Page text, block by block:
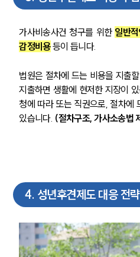
통합검
주요 업
사례분석/
법률
법률
고객
가사그룹
전체
상속재산계산
구성원
가사비송사건 청구를 위한 일반
감정비용 등이 듭니다.
법원은 절차에 드는 비용을 지출
지출하면 생활에 현저한 지장이
청에 따라 또는 직권으로, 절차에
있습니다. (절차구조, 가사소송법
4. 성년후견제도 대응 전략